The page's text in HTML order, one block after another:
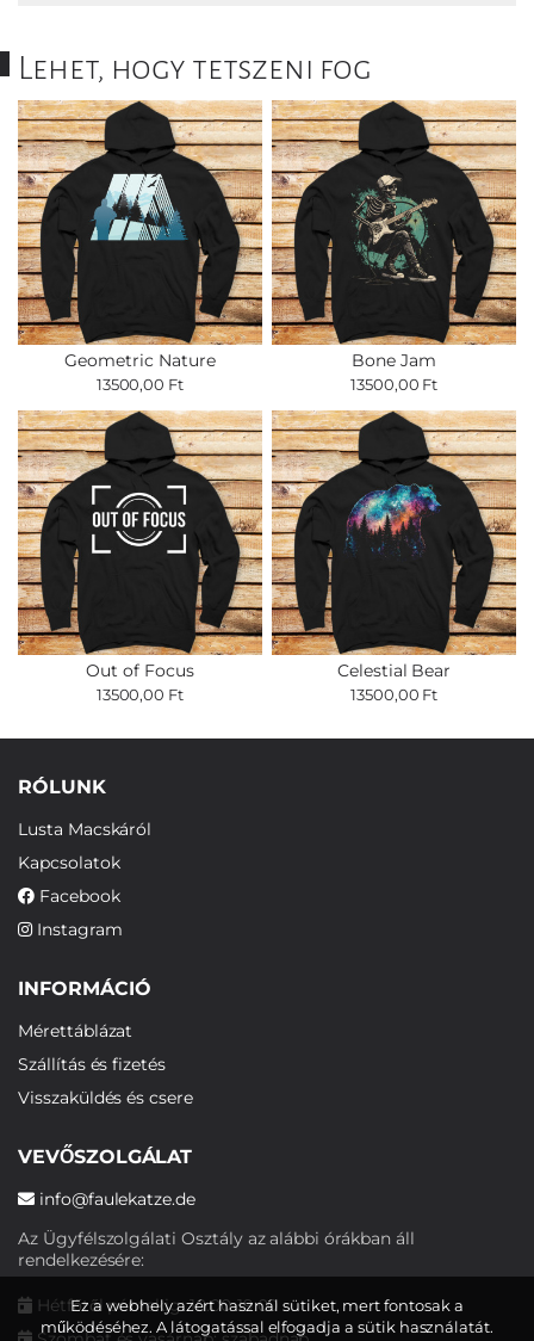
Lehet, hogy tetszeni fog
Geometric Nature
13500,00 Ft
Bone Jam
13500,00 Ft
Out of Focus
13500,00 Ft
Celestial Bear
13500,00 Ft
RÓLUNK
Lusta Macskáról
Kapcsolatok
Facebook
Instagram
INFORMÁCIÓ
Mérettáblázat
Szállítás és fizetés
Visszaküldés és csere
VEVŐSZOLGÁLAT
info@faulekatze.de
Az Ügyfélszolgálati Osztály az alábbi órákban áll
rendelkezésére:
Hétfőtől péntekig: 10:00-19:00
Ez a webhely azért használ sütiket, mert fontosak a
működéséhez. A látogatással elfogadja a sütik használatát.